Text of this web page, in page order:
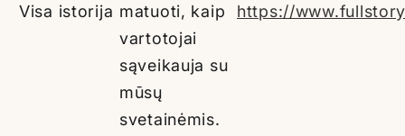
Visa istorija matuoti, kaip
vartotojai
sąveikauja su
mūsų
svetainėmis.
https://